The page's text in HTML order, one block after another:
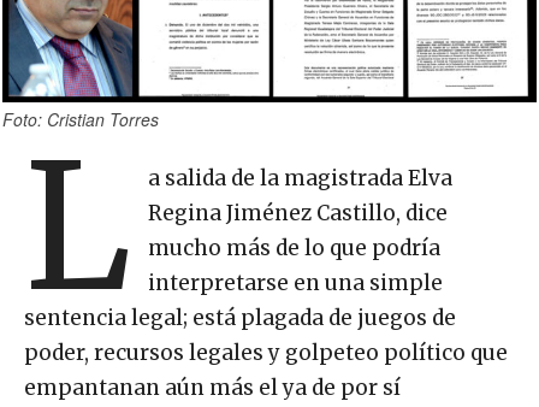
Foto: Cristian Torres
L
a salida de la magistrada Elva
Regina Jiménez Castillo, dice
mucho más de lo que podría
interpretarse en una simple
sentencia legal; está plagada de juegos de
poder, recursos legales y golpeteo político que
empantanan aún más el ya de por sí